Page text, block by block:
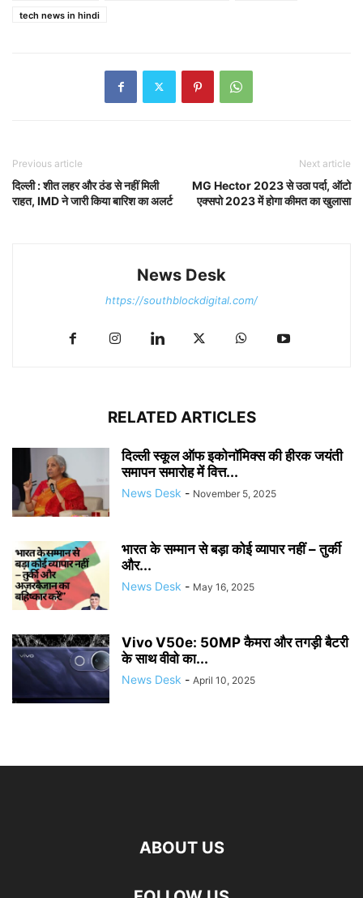
tech news in hindi
Previous article
दिल्ली : शीत लहर और ठंड से नहीं मिली
राहत, IMD ने जारी किया बारिश का अलर्ट
Next article
MG Hector 2023 से उठा पर्दा, ऑटो
एक्सपो 2023 में होगा कीमत का खुलासा
News Desk
https://southblockdigital.com/
RELATED ARTICLES
दिल्ली स्कूल ऑफ इकोनॉमिक्स की हीरक जयंती
समापन समारोह में वित्त...
News Desk - November 5, 2025
भारत के सम्मान से बड़ा कोई व्यापार नहीं – तुर्की
और...
News Desk - May 16, 2025
Vivo V50e: 50MP कैमरा और तगड़ी बैटरी
के साथ वीवो का...
News Desk - April 10, 2025
ABOUT US